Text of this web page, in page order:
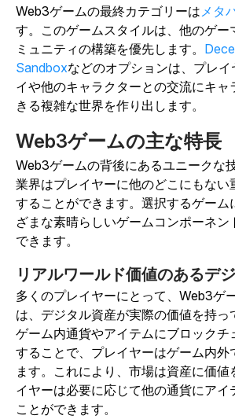
Web3ゲームの最終カテゴリーはメタ
す。このゲームスタイルは、他のゲー
ミュニティの構築を優先します。
Sandboxなどのオプションは、 プレイ
イや他のキャラクターとの交流にキャ
きる複雑な世界を作り出します。
Web3ゲームの主な特長
Web3ゲームの背後にあるユニークな
業界はプレイヤーに他のどこにもない
することができます。選択するゲーム
ざまな素晴らしいゲームコンポーネン
できます。
リアルワールド価値のあるデ
多くのプレイヤーにとって、Web3ゲ
は、デジタル資産が実際の価値を持っ
ゲーム内通貨やアイテムにブロックチ
することで、プレイヤーはゲーム内外
ます。これにより、市場は資産に価値
イヤーは必要に応じて他の通貨にアイ
ことができます。